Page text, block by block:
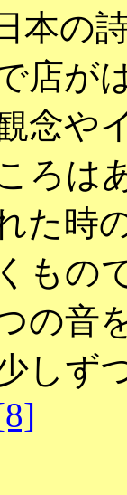
の
店が
念や
ろは
た時
もの
の音
しず